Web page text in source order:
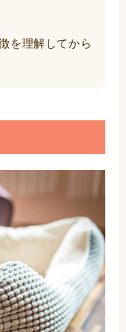
を理解してから